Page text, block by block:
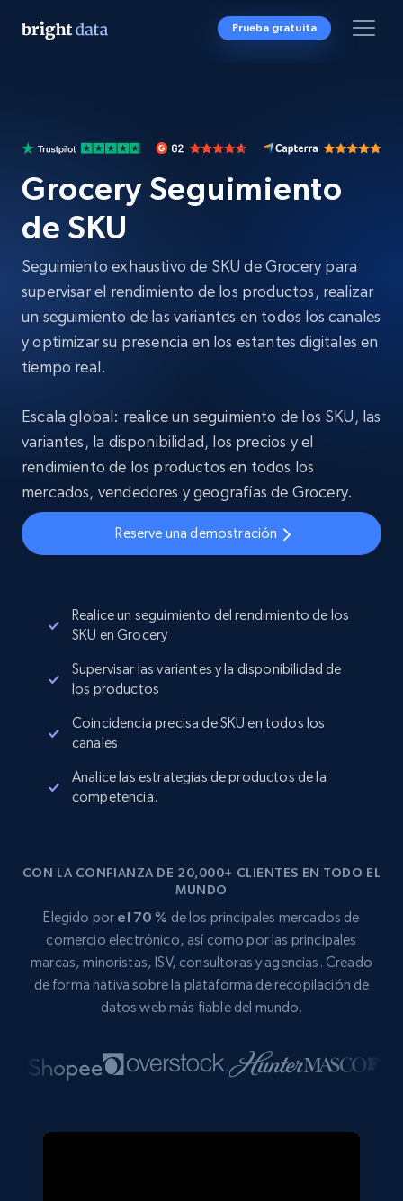
Prueba gratuita
Grocery Seguimiento
de SKU
Seguimiento exhaustivo de SKU de Grocery para
supervisar el rendimiento de los productos, realizar
un seguimiento de las variantes en todos los canales
y optimizar su presencia en los estantes digitales en
tiempo real.
Escala global: realice un seguimiento de los SKU, las
variantes, la disponibilidad, los precios y el
rendimiento de los productos en todos los
mercados, vendedores y geografías de Grocery.
Reserve una demostración
Realice un seguimiento del rendimiento de los
SKU en Grocery
Supervisar las variantes y la disponibilidad de
los productos
Coincidencia precisa de SKU en todos los
canales
Analice las estrategias de productos de la
competencia.
CON LA CONFIANZA DE 20,000+ CLIENTES EN TODO EL
MUNDO
Elegido por el 70 % de los principales mercados de
comercio electrónico, así como por las principales
marcas, minoristas, ISV, consultoras y agencias. Creado
de forma nativa sobre la plataforma de recopilación de
datos web más fiable del mundo.